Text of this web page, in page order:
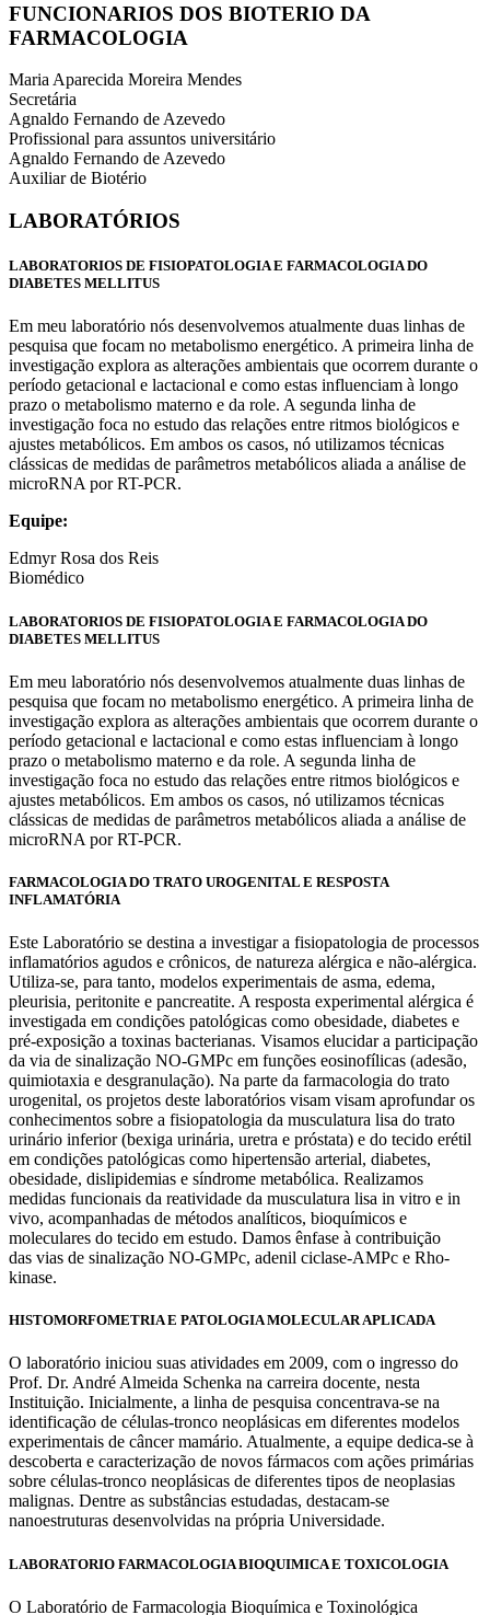
FUNCIONARIOS DOS BIOTERIO DA
FARMACOLOGIA
Maria Aparecida Moreira Mendes
Secretária
Agnaldo Fernando de Azevedo
Profissional para assuntos universitário
Agnaldo Fernando de Azevedo
Auxiliar de Biotério
LABORATÓRIOS
LABORATORIOS DE FISIOPATOLOGIA E FARMACOLOGIA DO
DIABETES MELLITUS
Em meu laboratório nós desenvolvemos atualmente duas linhas de
pesquisa que focam no metabolismo energético. A primeira linha de
investigação explora as alterações ambientais que ocorrem durante o
período getacional e lactacional e como estas influenciam à longo
prazo o metabolismo materno e da role. A segunda linha de
investigação foca no estudo das relações entre ritmos biológicos e
ajustes metabólicos. Em ambos os casos, nó utilizamos técnicas
clássicas de medidas de parâmetros metabólicos aliada a análise de
microRNA por RT-PCR.
Equipe:
Edmyr Rosa dos Reis
Biomédico
LABORATORIOS DE FISIOPATOLOGIA E FARMACOLOGIA DO
DIABETES MELLITUS
Em meu laboratório nós desenvolvemos atualmente duas linhas de
pesquisa que focam no metabolismo energético. A primeira linha de
investigação explora as alterações ambientais que ocorrem durante o
período getacional e lactacional e como estas influenciam à longo
prazo o metabolismo materno e da role. A segunda linha de
investigação foca no estudo das relações entre ritmos biológicos e
ajustes metabólicos. Em ambos os casos, nó utilizamos técnicas
clássicas de medidas de parâmetros metabólicos aliada a análise de
microRNA por RT-PCR.
FARMACOLOGIA DO TRATO UROGENITAL E RESPOSTA
INFLAMATÓRIA
Este Laboratório se destina a investigar a fisiopatologia de processos
inflamatórios agudos e crônicos, de natureza alérgica e não-alérgica.
Utiliza-se, para tanto, modelos experimentais de asma, edema,
pleurisia, peritonite e pancreatite. A resposta experimental alérgica é
investigada em condições patológicas como obesidade, diabetes e
pré-exposição a toxinas bacterianas. Visamos elucidar a participação
da via de sinalização NO-GMPc em funções eosinofílicas (adesão,
quimiotaxia e desgranulação). Na parte da farmacologia do trato
urogenital, os projetos deste laboratórios visam visam aprofundar os
conhecimentos sobre a fisiopatologia da musculatura lisa do trato
urinário inferior (bexiga urinária, uretra e próstata) e do tecido erétil
em condições patológicas como hipertensão arterial, diabetes,
obesidade, dislipidemias e síndrome metabólica. Realizamos
medidas funcionais da reatividade da musculatura lisa in vitro e in
vivo, acompanhadas de métodos analíticos, bioquímicos e
moleculares do tecido em estudo. Damos ênfase à contribuição
das vias de sinalização NO-GMPc, adenil ciclase-AMPc e Rho-
kinase.
HISTOMORFOMETRIA E PATOLOGIA MOLECULAR APLICADA
O laboratório iniciou suas atividades em 2009, com o ingresso do
Prof. Dr. André Almeida Schenka na carreira docente, nesta
Instituição. Inicialmente, a linha de pesquisa concentrava-se na
identificação de células-tronco neoplásicas em diferentes modelos
experimentais de câncer mamário. Atualmente, a equipe dedica-se à
descoberta e caracterização de novos fármacos com ações primárias
sobre células-tronco neoplásicas de diferentes tipos de neoplasias
malignas. Dentre as substâncias estudadas, destacam-se
nanoestruturas desenvolvidas na própria Universidade.
LABORATORIO FARMACOLOGIA BIOQUIMICA E TOXICOLOGIA
O Laboratório de Farmacologia Bioquímica e Toxinológica